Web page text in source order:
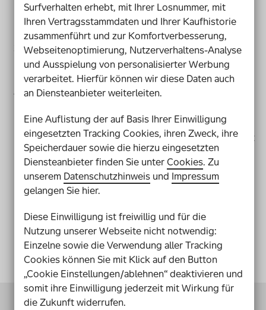
Losnummer oder die PIN ein und starte die
Aktivierung. Oder du nutzt die URL auf deinem Los,
um direkt in die Aktivierung zu gelangen.
Hast du die richtigen Daten eingegeben, bist du nun
auf „ Step1“ der Aktivierung. Hier siehst du alle
Informationen zu deinem Los auf einen Blick.
Im nächsten Schritt „Step2“ gibst du deine Daten als
Namen bei der Lotterie mit und wir können dich im
Falle eines Gewinnes über deine Kontaktdaten direkt
informieren.
Klicke nun auf „Los jetzt aktivieren“ und schließe
damit die Aktivierung deines Loses ab. Bei
erfolgreicher Aktivierung gelangst du auf die
Bestätigungsseite. Zusätzlich senden wir dir noch
eineE-Mailmit den wichtigsten Informationen zu
deiner Losaktivierung.
Surfverhalten erhebt, mit Ihrer Losnummer, mit
Ihren Vertragsstammdaten und Ihrer Kaufhistorie
zusammenführt und zur Komfortverbesserung,
Webseitenoptimierung, Nutzerverhaltens-Analyse
und Ausspielung von personalisierter Werbung
verarbeitet. Hierfür können wir diese Daten auch
an Diensteanbieter weiterleiten.
Eine Auflistung der auf Basis Ihrer Einwilligung
eingesetzten Tracking Cookies, ihren Zweck, ihre
Speicherdauer sowie die hierzu eingesetzten
Diensteanbieter finden Sie unterCookies. Zu
unserem Datenschutzhinweis und Impressum
gelangen Sie hier.
Diese Einwilligung ist freiwillig und für die
Nutzung unserer Webseite nicht notwendig:
Einzelne sowie die Verwendung aller Tracking
Cookies können Sie mit Klick auf den Button
„Cookie Einstellungen/ablehnen“ deaktivieren und
somit ihre Einwilligung jederzeit mit Wirkung für
die Zukunft widerrufen.